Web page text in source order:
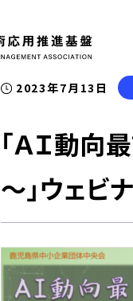
2023年7月13日
「ＡＩ動向
～」ウェビ